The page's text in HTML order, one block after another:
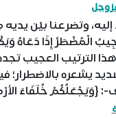
إليه، وتضرعنا بيْن
الْمُضْطَرَّ إِذَا دَعَاهُ
مَعَ اللَّهِ قَلِيلاً مَا تَذَكَّرُونَ} (النمل:62)، تأمل
يشعره
: {وَيَجْعَلُكُمْ خُلَفَاءَ